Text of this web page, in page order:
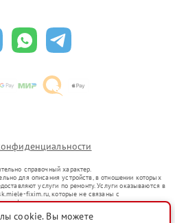
справочный характер.
для описания устройств, в отношении которых
услуги по ремонту. Услуги оказываются в
fixim.ru, которые не связаны с
их официальными представителями.
введенных в гражданский оборот в соответствии
cookie. Вы можете